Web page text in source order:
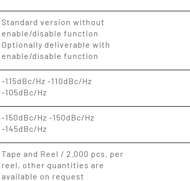
Standard version without
enable/disable function
Optionally deliverable with
enable/disable function
-115dBc/Hz -110dBc/Hz
-105dBc/Hz
-150dBc/Hz -150dBc/Hz
-145dBc/Hz
Tape and Reel / 2.000 pcs. per
reel, other quantities are
available on request